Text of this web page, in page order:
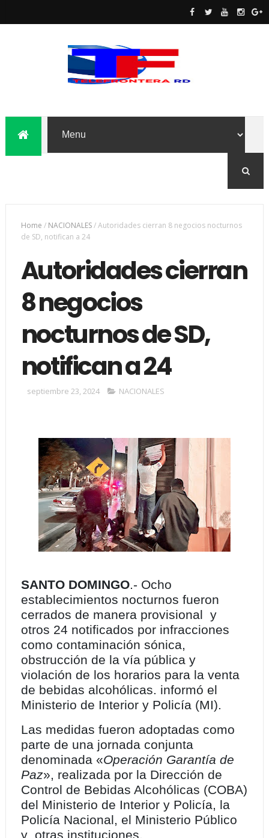
Home / NACIONALES/Autoridades cierran 8 negocios nocturnos
de SD, notifican a 24
Autoridades cierran
8 negocios
nocturnos de SD,
notifican a 24
septiembre 23, 2024 NACIONALES
SANTO DOMINGO.- Ocho
establecimientos nocturnos fueron
cerrados de manera provisional y
otros 24 notificados por infracciones
como contaminación sónica,
obstrucción de la vía pública y
violación de los horarios para la venta
de bebidas alcohólicas. informó el
Ministerio de Interior y Policía (MI).
Las medidas fueron adoptadas como
parte de una jornada conjunta
denominada «Operación Garantía de
Paz», realizada por la Dirección de
Control de Bebidas Alcohólicas (COBA)
del Ministerio de Interior y Policía, la
Policía Nacional, el Ministerio Público
y otras instituciones.